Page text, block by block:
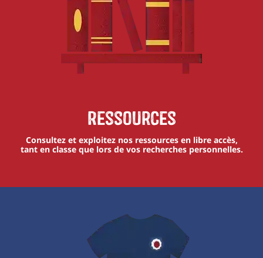
Ressources
Consultez et exploitez nos ressources en libre accès,
tant en classe que lors de vos recherches personnelles.